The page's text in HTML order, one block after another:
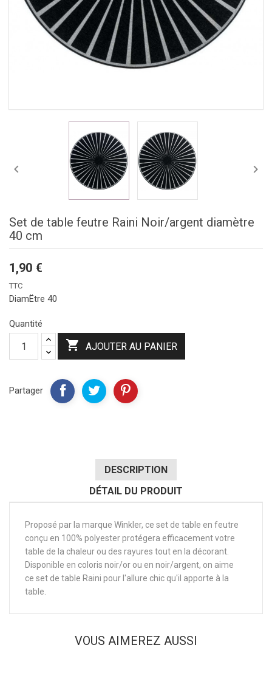
 
Set de table feutre Raini Noir/argent diamètre
40 cm
1,90 €
TTC
DiamËtre 40
Quantité
 AJOUTER AU PANIER
Partager
DESCRIPTION
DÉTAIL DU PRODUIT
Proposé par la marque Winkler, ce set de table en feutre
conçu en 100% polyester protégera efficacement votre
table de la chaleur ou des rayures tout en la décorant.
Disponible en coloris noir/or ou en noir/argent, on aime
ce set de table Raini pour l'allure chic qu'il apporte à la
table.
VOUS AIMEREZ AUSSI